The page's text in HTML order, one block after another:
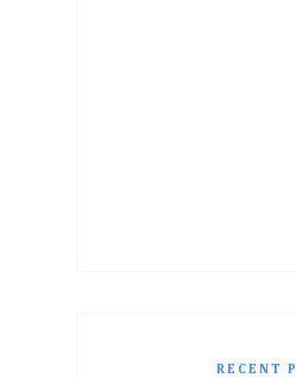
RECENT